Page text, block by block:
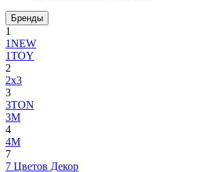
Бренды
1
1NEW
1TOY
2
2x3
3
3TON
3М
4
4M
7
7 Цветов Декор